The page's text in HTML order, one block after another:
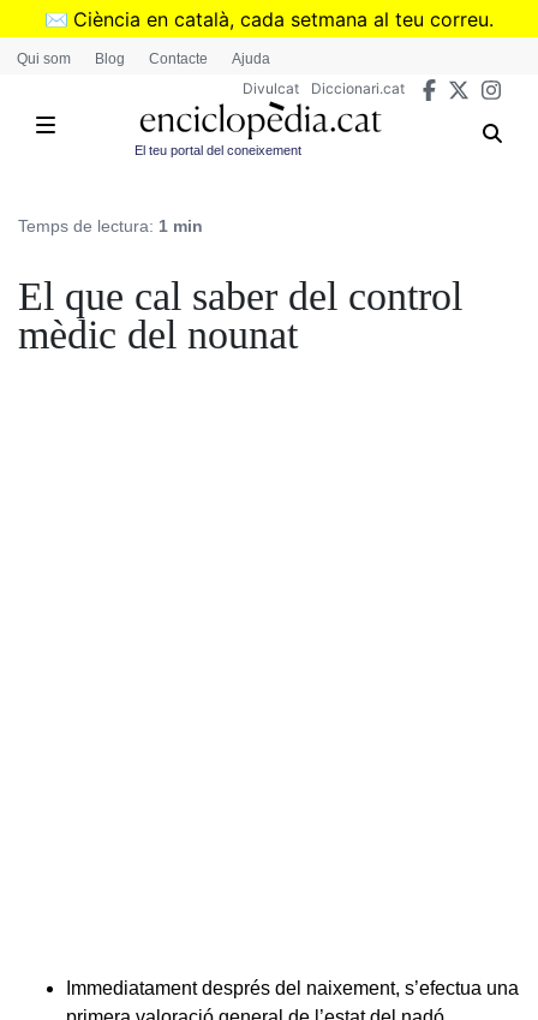
Vés
✉️ Ciència en català, cada setmana al teu correu.
➜Subscriu-te al butlletí de Divulcat
Qui som Blog Contacte Ajuda
Divulcat Diccionari.cat
El teu portal del coneixement
Temps de lectura: 1 min
El que cal saber del control
mèdic del nounat
Immediatament després del naixement, s’efectua una